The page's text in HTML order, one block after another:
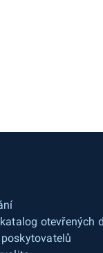
otevřených